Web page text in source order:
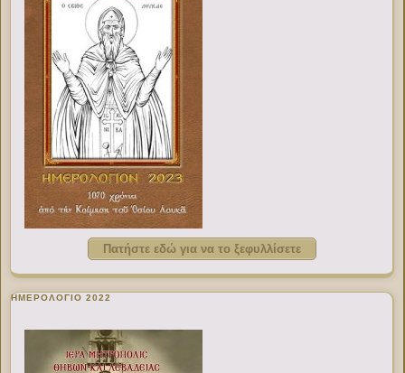
Πατήστε εδώ για να το ξεφυλλίσετε
ΗΜΕΡΟΛΟΓΙΟ 2022